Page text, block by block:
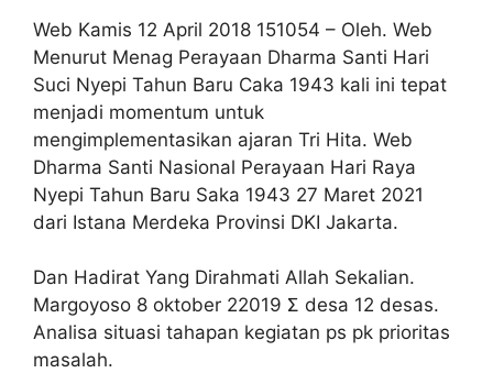
Web Kamis 12 April 2018 151054 – Oleh. Web
Menurut Menag Perayaan Dharma Santi Hari
Suci Nyepi Tahun Baru Caka 1943 kali ini tepat
menjadi momentum untuk
mengimplementasikan ajaran Tri Hita. Web
Dharma Santi Nasional Perayaan Hari Raya
Nyepi Tahun Baru Saka 1943 27 Maret 2021
dari Istana Merdeka Provinsi DKI Jakarta.
Dan Hadirat Yang Dirahmati Allah Sekalian.
Margoyoso 8 oktober 22019 Ʃ desa 12 desas.
Analisa situasi tahapan kegiatan ps pk prioritas
masalah.